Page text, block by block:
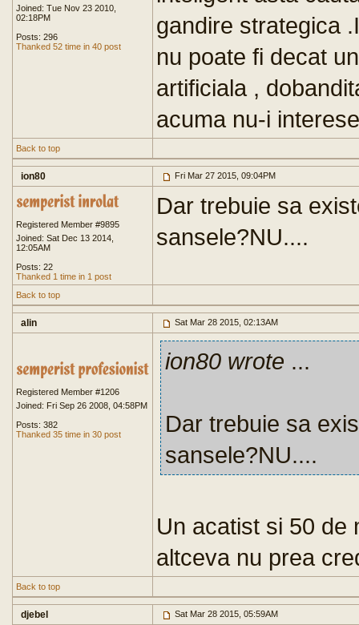
Joined: Tue Nov 23 2010,
02:18PM
Posts: 296
Thanked 52 time in 40 post
gandire strategica
nu poate fi decat
artificiala ,
acuma nu-i
Back to top
ion80 Fri Mar 27 2015, 09:04PM
Registered Member #9895
Joined: Sat Dec 13 2014,
12:05AM
Posts: 22
Thanked 1 time in 1 post
Dar trebuie sa
sansele?NU....
Back to top
alin Sat Mar 28 2015, 02:13AM
Registered Member #1206
Joined: Fri Sep 26 2008, 04:58PM
Posts: 382
Thanked 35 time in 30 post
ion80 wrote ...
Dar trebuie sa
sansele?NU....
Un acatist si 50 de
altceva nu prea
Back to top
djebel Sat Mar 28 2015, 05:59AM